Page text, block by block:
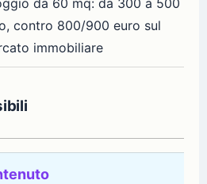
contro 800/900 euro sul
immobiliare